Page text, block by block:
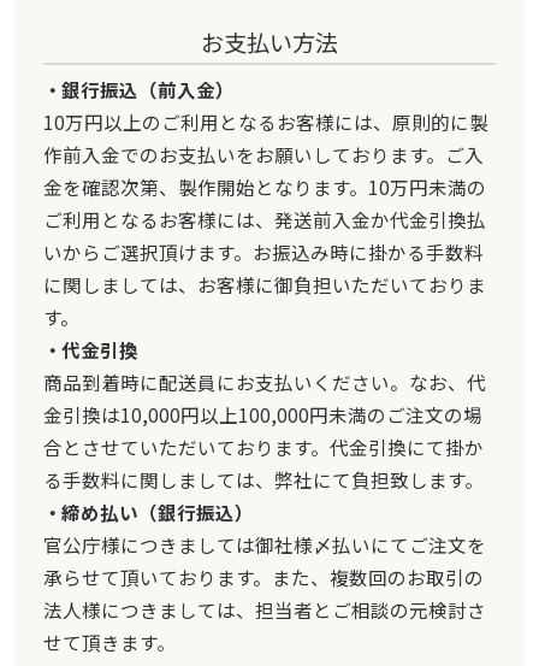
お支払い方法
銀行振込（前入金）
10万円以上のご利用となるお客様には、原則的に製
作前入金でのお支払いをお願いしております。ご入
金を確認次第、製作開始となります。10万円未満の
ご利用となるお客様には、発送前入金か代金引換払
いからご選択頂けます。お振込み時に掛かる手数料
に関しましては、お客様に御負担いただいておりま
す。
代金引換
商品到着時に配送員にお支払いください。なお、代
金引換は10,000円以上100,000円未満のご注文の場
合とさせていただいております。代金引換にて掛か
る手数料に関しましては、弊社にて負担致します。
締め払い（銀行振込）
官公庁様につきましては御社様〆払いにてご注文を
承らせて頂いております。また、複数回のお取引の
法人様につきましては、担当者とご相談の元検討さ
せて頂きます。